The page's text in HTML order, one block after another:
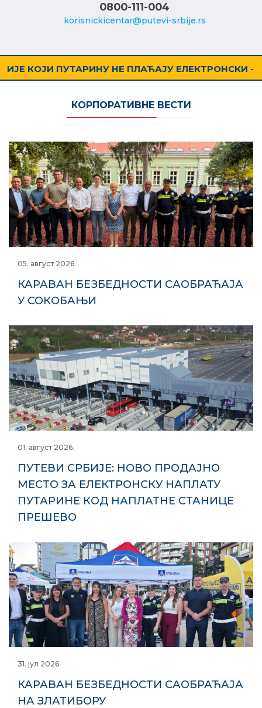
0800-111-004
korisnickicentar@putevi-srbije.rs
ЕЛЕКТРОНСКИ - УПОТРЕБОМ ТАГ УРЕЂАЈА
КОРПОРАТИВНЕ ВЕСТИ
05. август 2026.
КАРАВАН БЕЗБЕДНОСТИ САОБРАЋАЈА
У СОКОБАЊИ
01. август 2026.
ПУТЕВИ СРБИЈЕ: НОВО ПРОДАЈНО
МЕСТО ЗА ЕЛЕКТРОНСКУ НАПЛАТУ
ПУТАРИНЕ КОД НАПЛАТНЕ СТАНИЦЕ
ПРЕШЕВО
31. јул 2026.
КАРАВАН БЕЗБЕДНОСТИ САОБРАЋАЈА
НА ЗЛАТИБОРУ